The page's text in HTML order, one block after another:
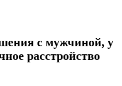
с мужчиной, у
расстройство